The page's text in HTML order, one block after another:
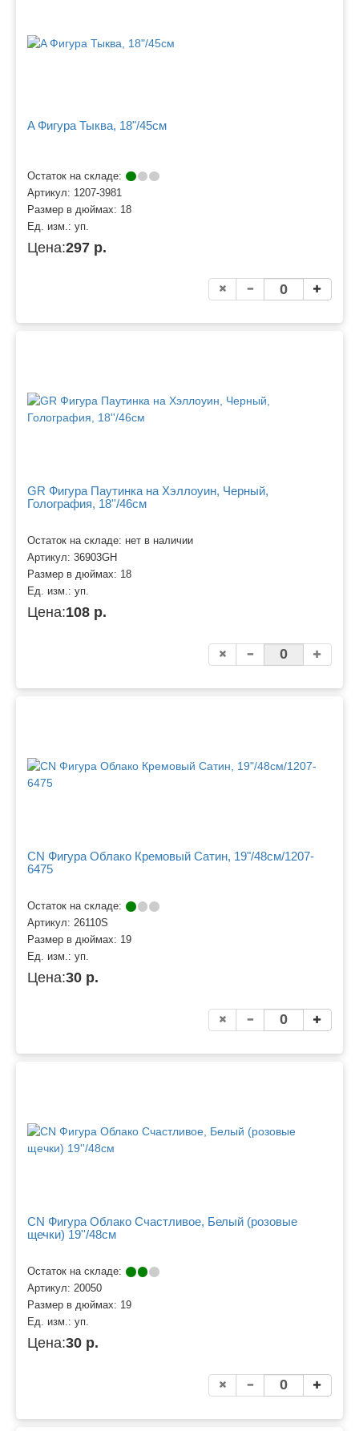
A Фигура Тыква, 18"/45см
Остаток на складе:
Артикул: 1207-3981
Размер в дюймах: 18
Ед. изм.: уп.
Цена:297 р.
GR Фигура Паутинка на Хэллоуин, Черный,
Голография, 18''/46см
Остаток на складе: нет в наличии
Артикул: 36903GH
Размер в дюймах: 18
Ед. изм.: уп.
Цена:108 р.
CN Фигура Облако Кремовый Сатин, 19"/48см/1207-
6475
Остаток на складе:
Артикул: 26110S
Размер в дюймах: 19
Ед. изм.: уп.
Цена:30 р.
CN Фигура Облако Счастливое, Белый (розовые
щечки) 19''/48см
Остаток на складе:
Артикул: 20050
Размер в дюймах: 19
Ед. изм.: уп.
Цена:30 р.